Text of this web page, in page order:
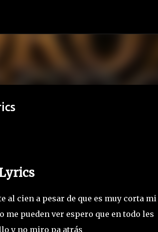
al cien a pesar de que es muy corta mi
me pueden ver espero que en todo les
y no miro pa atrás